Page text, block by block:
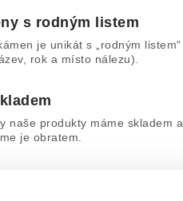
s rodným listem
je unikát s „rodným listem“
rok a místo nálezu).
naše produkty máme skladem a
je obratem.